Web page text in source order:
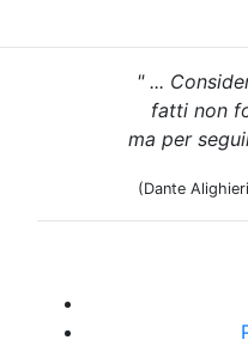
" ...
fatti non
ma per
(Dante